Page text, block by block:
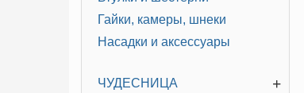
Гайки, камеры, шнеки
Насадки и аксессуары
+
ЧУДЕСНИЦА